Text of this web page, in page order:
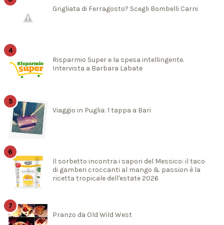
Grigliata di Ferragosto? Scegli Bombelli Carni
Risparmio Super e la spesa intellingente.
Intervista a Barbara Labate
Viaggio in Puglia: 1 tappa a Bari
Il sorbetto incontra i sapori del Messico: il taco
di gamberi croccanti al mango & passion è la
ricetta tropicale dell'estate 2026
Pranzo da Old Wild West